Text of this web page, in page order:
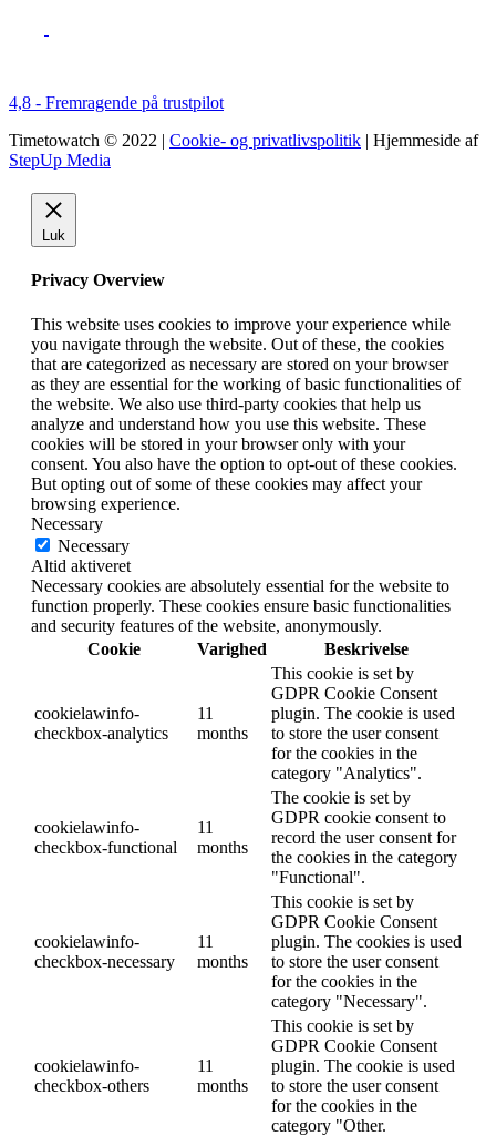
4,8 - Fremragende på trustpilot
Timetowatch © 2022 | Cookie- og privatlivspolitik | Hjemmeside af
StepUp Media
Luk
Privacy Overview
This website uses cookies to improve your experience while
you navigate through the website. Out of these, the cookies
that are categorized as necessary are stored on your browser
as they are essential for the working of basic functionalities of
the website. We also use third-party cookies that help us
analyze and understand how you use this website. These
cookies will be stored in your browser only with your
consent. You also have the option to opt-out of these cookies.
But opting out of some of these cookies may affect your
browsing experience.
Necessary
Necessary
Altid aktiveret
Necessary cookies are absolutely essential for the website to
function properly. These cookies ensure basic functionalities
and security features of the website, anonymously.
Cookie
Varighed Beskrivelse
cookielawinfo-
checkbox-analytics
11
months
This cookie is set by
GDPR Cookie Consent
plugin. The cookie is used
to store the user consent
for the cookies in the
category "Analytics".
cookielawinfo-
checkbox-functional
11
months
The cookie is set by
GDPR cookie consent to
record the user consent for
the cookies in the category
"Functional".
cookielawinfo-
checkbox-necessary
11
months
This cookie is set by
GDPR Cookie Consent
plugin. The cookies is used
to store the user consent
for the cookies in the
category "Necessary".
cookielawinfo-
checkbox-others
11
months
This cookie is set by
GDPR Cookie Consent
plugin. The cookie is used
to store the user consent
for the cookies in the
category "Other.